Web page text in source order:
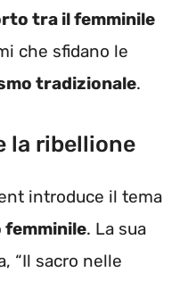
tra il femminile
che sfidano le
tradizionale.
la ribellione
introduce il tema
femminile. La sua
“Il sacro nelle